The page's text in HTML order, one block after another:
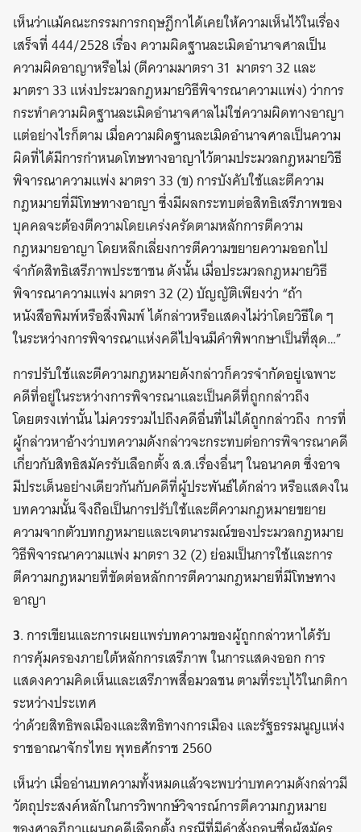
เห็นว่าแม้คณะกรรมการกฤษฎีกาได้เคยให้ความเห็นไว้ในเรื่อง
เสร็จที่ 444/2528 เรื่อง ความผิดฐานละเมิดอำนาจศาลเป็น
ความผิดอาญาหรือไม่ (ตีความมาตรา 31 มาตรา 32 และ
มาตรา 33 แห่งประมวลกฎหมายวิธีพิจารณาความแพ่ง) ว่าการ
กระทำความผิดฐานละเมิดอำนาจศาลไม่ใช่ความผิดทางอาญา
แต่อย่างไรก็ตาม เมื่อความผิดฐานละเมิดอำนาจศาลเป็นความ
ผิดที่ได้มีการกำหนดโทษทางอาญาไว้ตามประมวลกฎหมายวิธี
พิจารณาความแพ่ง มาตรา 33 (ข) การบังคับใช้และตีความ
กฎหมายที่มีโทษทางอาญา ซึ่งมีผลกระทบต่อสิทธิเสรีภาพของ
บุคคลจะต้องตีความโดยเคร่งครัดตามหลักการตีความ
กฎหมายอาญา โดยหลีกเลี่ยงการตีความขยายความออกไป
จำกัดสิทธิเสรีภาพประชาชน ดังนั้น เมื่อประมวลกฎหมายวิธี
พิจารณาความแพ่ง มาตรา 32 (2) บัญญัติเพียงว่า “ถ้า
หนังสือพิมพ์หรือสิ่งพิมพ์ ได้กล่าวหรือแสดงไม่ว่าโดยวิธีใด ๆ
ในระหว่างการพิจารณาแห่งคดีไปจนมีคำพิพากษาเป็นที่สุด…”
การปรับใช้และตีความกฎหมายดังกล่าวก็ควรจำกัดอยู่เฉพาะ
คดีที่อยู่ในระหว่างการพิจารณาและเป็นคดีที่ถูกกล่าวถึง
โดยตรงเท่านั้น ไม่ควรรวมไปถึงคดีอื่นที่ไม่ได้ถูกกล่าวถึง การที่
ผู้กล่าวหาอ้างว่าบทความดังกล่าวจะกระทบต่อการพิจารณาคดี
เกี่ยวกับสิทธิสมัครรับเลือกตั้ง ส.ส.เรื่องอื่นๆ ในอนาคต ซึ่งอาจ
มีประเด็นอย่างเดียวกันกับคดีที่ผู้ประพันธ์ได้กล่าว หรือแสดงใน
บทความนั้น จึงถือเป็นการปรับใช้และตีความกฎหมายขยาย
ความจากตัวบทกฎหมายและเจตนารมณ์ของประมวลกฎหมาย
วิธีพิจารณาความแพ่ง มาตรา 32 (2) ย่อมเป็นการใช้และการ
ตีความกฎหมายที่ขัดต่อหลักการตีความกฎหมายที่มีโทษทาง
อาญา
3. การเขียนและการเผยแพร่บทความของผู้ถูกกล่าวหาได้รับ
การคุ้มครองภายใต้หลักการเสรีภาพ ในการแสดงออก การ
แสดงความคิดเห็นและเสรีภาพสื่อมวลชน ตามที่ระบุไว้ในกติกา
ระหว่างประเทศ
ว่าด้วยสิทธิพลเมืองและสิทธิทางการเมือง และรัฐธรรมนูญแห่ง
ราชอาณาจักรไทย พุทธศักราช 2560
เห็นว่า เมื่ออ่านบทความทั้งหมดแล้วจะพบว่าบทความดังกล่าวมี
วัตถุประสงค์หลักในการวิพากษ์วิจารณ์การตีความกฎหมาย